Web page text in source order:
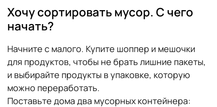
Хочу сортировать мусор. С чего
начать?
Начните с малого. Купите шоппер и мешочки
для продуктов, чтобы не брать лишние пакеты,
и выбирайте продукты в упаковке, которую
можно переработать.
Поставьте дома два мусорных контейнера: